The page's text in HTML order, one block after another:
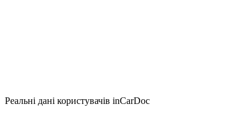
Реальні дані користувачів inCarDoc